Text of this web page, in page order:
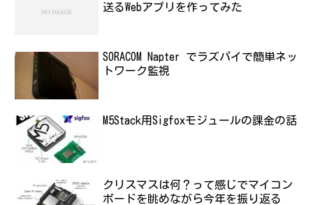
送るWebアプリを作ってみた
SORACOM Napter でラズパイで簡単ネッ
トワーク監視
M5Stack用Sigfoxモジュールの課金の話
クリスマスは何？って感じでマイコン
ボードを眺めながら今年を振り返る